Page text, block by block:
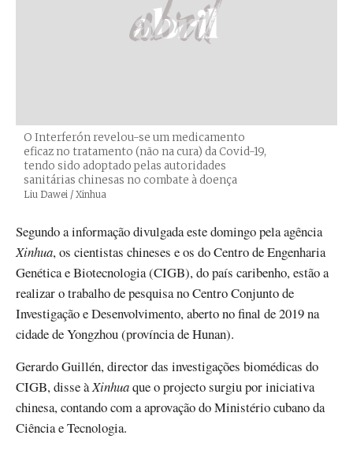
O Interferón revelou-se um medicamento
eficaz no tratamento (não na cura) da Covid-19,
tendo sido adoptado pelas autoridades
sanitárias chinesas no combate à doença
Créditos
Liu Dawei / Xinhua
Segundo a informação divulgada este domingo pela agência
Xinhua, os cientistas chineses e os do Centro de Engenharia
Genética e Biotecnologia (CIGB), do país caribenho, estão a
realizar o trabalho de pesquisa no Centro Conjunto de
Investigação e Desenvolvimento, aberto no final de 2019 na
cidade de Yongzhou (província de Hunan).
Gerardo Guillén, director das investigações biomédicas do
CIGB, disse àXinhuaque o projecto surgiu por iniciativa
chinesa, contando com a aprovação do Ministério cubano da
Ciência e Tecnologia.